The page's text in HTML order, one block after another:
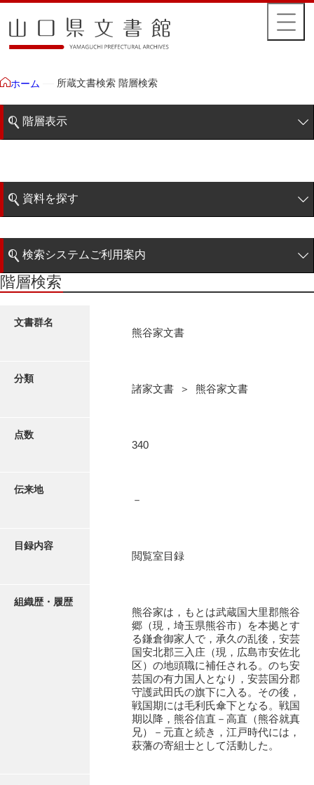
ホーム 所蔵文書検索 階層検索
階層表示
藩政文書
特定歴史公文書
諸家文書
荒瀬家文書（防府市）
阿武家文書（山口市）
阿武家文書（美祢市）
阿武家文書(美祢市２)
阿武孝太郎文書
資料を探す
階層検索
近代刊行写真帳類
検索システムご利用案内
検索システムの利用について
更新履歴
階層検索
文書群名
熊谷家文書
分類
諸家文書 ＞ 熊谷家文書
点数
340
伝来地
－
目録内容
閲覧室目録
組織歴・履歴
熊谷家は，もとは武蔵国大里郡熊谷
郷（現，埼玉県熊谷市）を本拠とす
る鎌倉御家人で，承久の乱後，安芸
国安北郡三入庄（現，広島市安佐北
区）の地頭職に補任される。のち安
芸国の有力国人となり，安芸国分郡
守護武田氏の旗下に入る。その後，
戦国期には毛利氏傘下となる。戦国
期以降，熊谷信直－高直（熊谷就真
兄）－元直と続き，江戸時代には，
萩藩の寄組士として活動した。